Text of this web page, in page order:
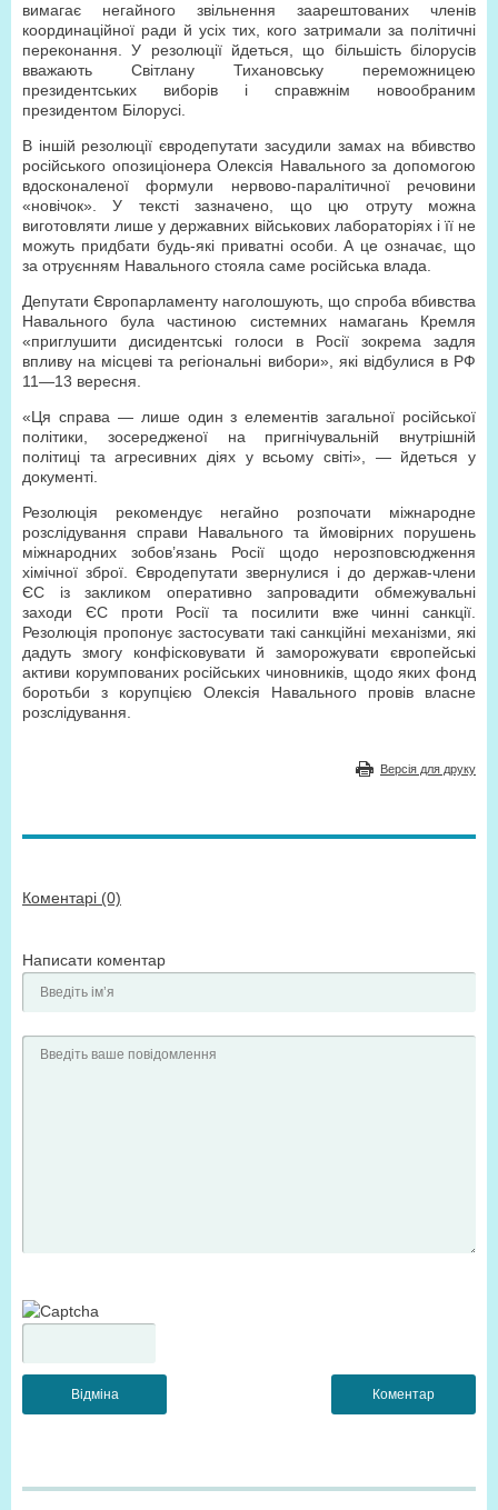
вимагає негайного звільнення заарештованих членів
координаційної ради й усіх тих, кого затримали за політичні
переконання. У резолюції йдеться, що більшість білорусів
вважають Світлану Тихановську переможницею
президентських виборів і справжнім новообраним
президентом Білорусі.
В іншій резолюції євродепутати засудили замах на вбивство
російського опозиціонера Олексія Навального за допомогою
вдосконаленої формули нервово-паралітичної речовини
«новічок». У тексті зазначено, що цю отруту можна
виготовляти лише у державних військових лабораторіях і її не
можуть придбати будь-які приватні особи. А це означає, що
за отруєнням Навального стояла саме російська влада.
Депутати Європарламенту наголошують, що спроба вбивства
Навального була частиною системних намагань Кремля
«приглушити дисидентські голоси в Росії зокрема задля
впливу на місцеві та регіональні вибори», які відбулися в РФ
11—13 вересня.
«Ця справа — лише один з елементів загальної російської
політики, зосередженої на пригнічувальній внутрішній
політиці та агресивних діях у всьому світі», — йдеться у
документі.
Резолюція рекомендує негайно розпочати міжнародне
розслідування справи Навального та ймовірних порушень
міжнародних зобов’язань Росії щодо нерозповсюдження
хімічної зброї. Євродепутати звернулися і до держав-члени
ЄС із закликом оперативно запровадити обмежувальні
заходи ЄС проти Росії та посилити вже чинні санкції.
Резолюція пропонує застосувати такі санкційні механізми, які
дадуть змогу конфісковувати й заморожувати європейські
активи корумпованих російських чиновників, щодо яких фонд
боротьби з корупцією Олексія Навального провів власне
розслідування.
Версія для друку
Коментарі (0)
Написати коментар